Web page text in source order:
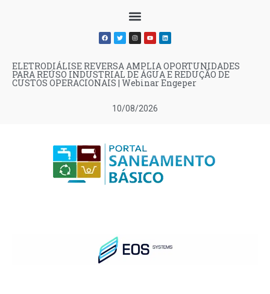
10/08/2026
ELETRODIÁLISE REVERSA AMPLIA OPORTUNIDADES
PARA REÚSO INDUSTRIAL DE ÁGUA E REDUÇÃO DE
CUSTOS OPERACIONAIS | Webinar Engeper